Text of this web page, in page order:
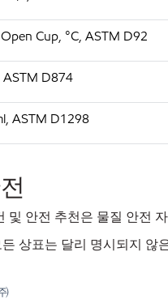
Cup, °C, ASTM D92
ASTM D874
ASTM D1298
및 안전 추천은 물질 안전
상표는 달리 명시되지 않